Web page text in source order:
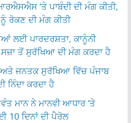
‘ਤੇ ਪਾਬੰਦੀ ਦੀ ਮੰਗ ਕੀਤੀ,
ਰੋਕਣ ਦੀ ਮੰਗ ਕੀਤੀ
ਲਈ ਪਾਰਦਰਸ਼ਤਾ, ਕਾਨੂੰਨੀ
ਤੋਂ ਸੁਰੱਖਿਆ ਦੀ ਮੰਗ ਕਰਦਾ ਹੈ
ਅਤੇ ਜਨਤਕ ਸੁਰੱਖਿਆ ਵਿੱਚ ਪੰਜਾਬ
ਨਿੰਦਾ ਕਰਦਾ ਹੈ
ਮਾਨ ਨੇ ਮਾਨਵੀ ਆਧਾਰ ‘ਤੇ
10 ਦਿਨਾਂ ਦੀ ਪੈਰੋਲ